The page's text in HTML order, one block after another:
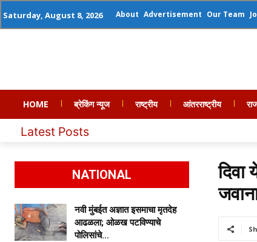
Saturday, August 8, 2026 About Advertisement Our Team
HOME ब्रेकिंग न्यूज राष्ट्रीय आंतरराष्ट्रीय
Latest Posts
NATIONAL
नवी मुंबईत अज्ञात इसमाचा मृतदेह
आढळला; ओळख पटविण्याचे
पोलिसांचे...
दिवा